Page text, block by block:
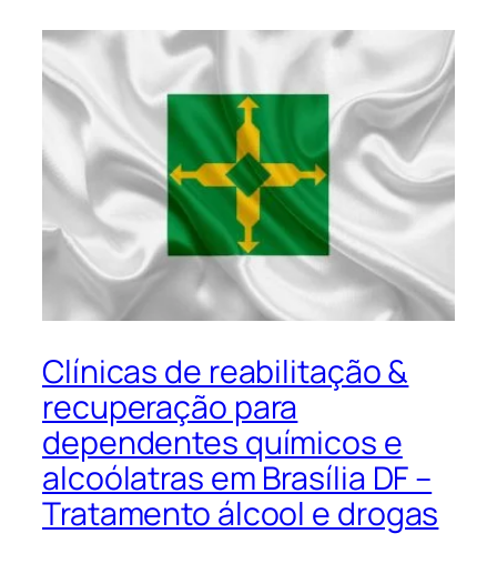
Clínicas de reabilitação &
recuperação para
dependentes químicos e
alcoólatras em Brasília DF –
Tratamento álcool e drogas